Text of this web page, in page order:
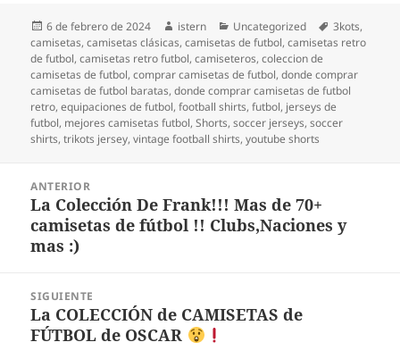
Publicado
el
6 de febrero de 2024 Autor
istern Categorías
Uncategorized Etiquetas
3kots,
camisetas,camisetas clásicas,camisetas de futbol,camisetas retro
de futbol,camisetas retro futbol,camiseteros,coleccion de
camisetas de futbol,comprar camisetas de futbol,donde comprar
camisetas de futbol baratas,donde comprar camisetas de futbol
retro,equipaciones de futbol,football shirts,futbol, jerseys de
futbol, mejores camisetas futbol,Shorts,soccer jerseys,soccer
shirts,trikots jersey,vintage football shirts,youtube shorts
entradas
ANTERIOR
Entrada
anterior:
La Colección De Frank!!! Mas de 70+
camisetas de fútbol !! Clubs,Naciones y
mas :)
SIGUIENTE
Entrada
siguiente:
La COLECCIÓN de CAMISETAS de
FÚTBOL de OSCAR